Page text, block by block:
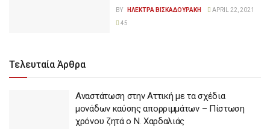
BY ΗΛΕΚΤΡΑ ΒΙΣΚΑΔΟΥΡΑΚΗ
APRIL 22, 2021
45
Τελευταία Άρθρα
Αναστάτωση στην Αττική με τα σχέδια
μονάδων καύσης απορριμμάτων – Πίστωση
χρόνου ζητά ο Ν. Χαρδαλιάς